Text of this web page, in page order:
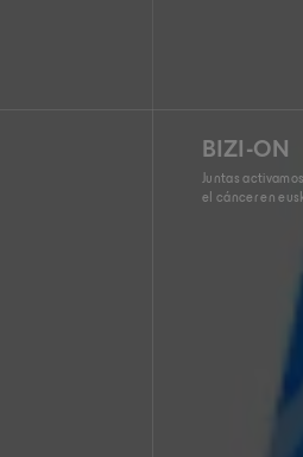
BIZI-ON
Juntas
el cáncer en